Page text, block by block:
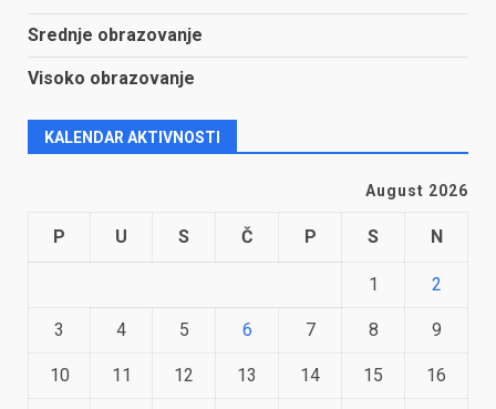
Srednje obrazovanje
Visoko obrazovanje
KALENDAR AKTIVNOSTI
August 2026
P U S Č P S N
1 2
3 4 5 6 7 8 9
10 11 12 13 14 15 16